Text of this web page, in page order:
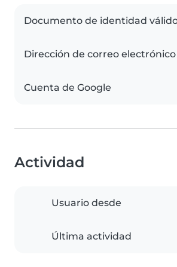
Documento de identidad
Dirección de correo electrónico
Cuenta de Google
Actividad
Usuario desde
Última actividad